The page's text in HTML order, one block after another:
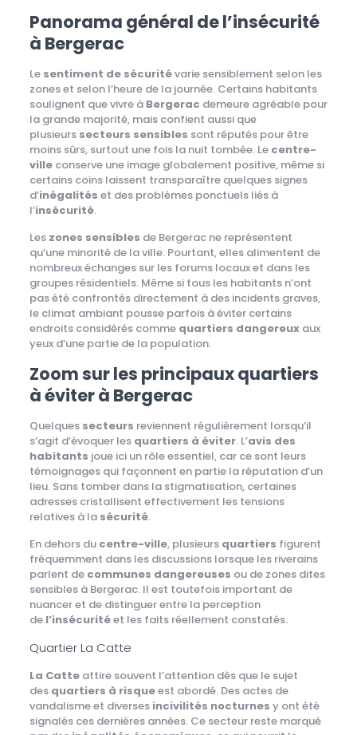
Panorama général de l’insécurité
à Bergerac
Le sentiment de sécuritévarie sensiblement selon les
zones et selon l’heure de la journée. Certains habitants
soulignent que vivre à Bergerac demeure agréable pour
la grande majorité, mais confient aussi que
plusieurs secteurs sensibles sont réputés pour être
moins sûrs, surtout une fois la nuit tombée. Le centre-
villeconserve une image globalement positive, même si
certains coins laissent transparaître quelques signes
d’inégalités et des problèmes ponctuels liés à
l’insécurité.
Les zones sensibles de Bergerac ne représentent
qu’une minorité de la ville. Pourtant, elles alimentent de
nombreux échanges sur les forums locaux et dans les
groupes résidentiels. Même si tous les habitants n’ont
pas été confrontés directement à des incidents graves,
le climat ambiant pousse parfois à éviter certains
endroits considérés comme quartiers dangereuxaux
yeux d’une partie de la population.
Zoom sur les principaux quartiers
à éviter à Bergerac
Quelques secteurs reviennent régulièrement lorsqu’il
s’agit d’évoquer les quartiers à éviter. L’avis des
habitants joue ici un rôle essentiel, car ce sont leurs
témoignages qui façonnent en partie la réputation d’un
lieu. Sans tomber dans la stigmatisation, certaines
adresses cristallisent effectivement les tensions
relatives à la sécurité.
En dehors du centre-ville, plusieurs quartiers figurent
fréquemment dans les discussions lorsque les riverains
parlent de communes dangereuses ou de zones dites
sensibles à Bergerac. Il est toutefois important de
nuancer et de distinguer entre la perception
de l’insécuritéet les faits réellement constatés.
Quartier La Catte
La Catteattire souvent l’attention dès que le sujet
des quartiers à risqueest abordé. Des actes de
vandalisme et diverses incivilités nocturnes y ont été
signalés ces dernières années. Ce secteur reste marqué